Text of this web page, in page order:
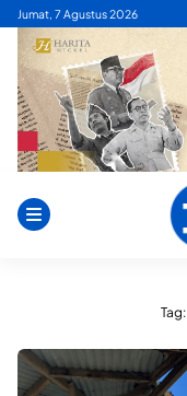
Skip
content
Jumat, 7 Agustus 2026
Tag: